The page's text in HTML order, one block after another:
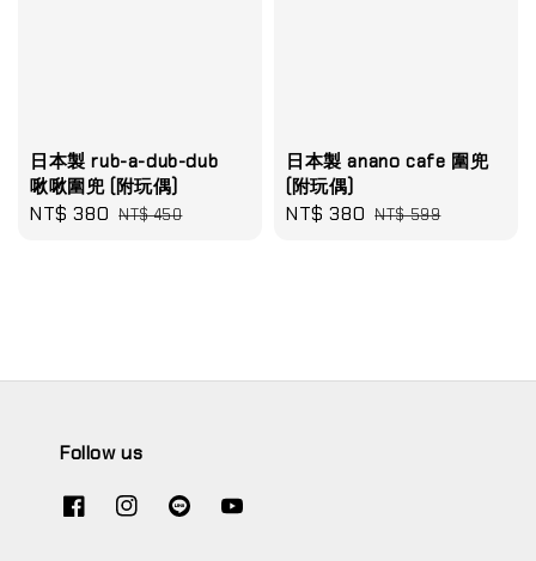
日本製 rub-a-dub-dub
啾啾圍兜 (附玩偶)
Sale
NT$ 380 Regular
NT$ 450
日本製 anano cafe 圍兜
(附玩偶)
Sale
NT$ 380 Regular
NT$ 599
Follow us